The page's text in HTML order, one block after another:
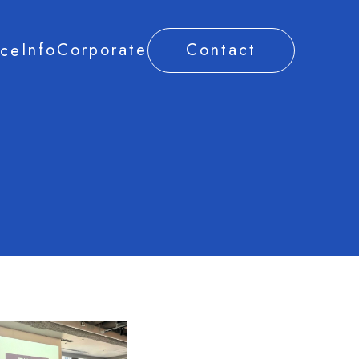
InfoCorporate Contact